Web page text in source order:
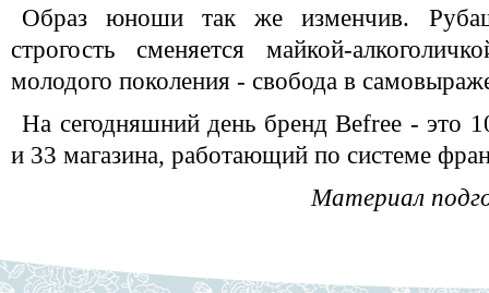
Образ юноши так же изменчив.
строгость сменяется майкой-
молодого поколения - свобода в
На сегодняшний день бренд Befree - это
и 33 магазина, работающий по системе
Материал